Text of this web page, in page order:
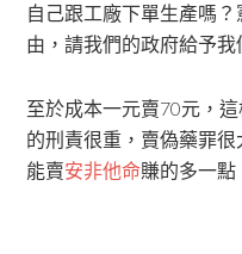
自己跟工廠下單生產嗎
由，請我們的政府給予我
至於成本一元賣70元，
的刑責很重，賣偽藥罪
能賣安非他命賺的多一點